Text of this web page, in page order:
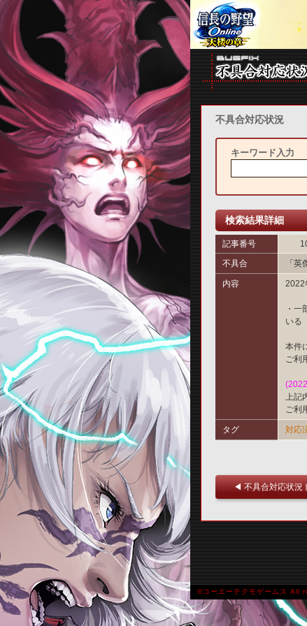
不具合対応状況
キーワード入力
検索結果詳細
記事番号
不具合
「
内容 2022
・
いる
本件
ご利
上
ご利
タグ 対応
◀ 不具合対応状況